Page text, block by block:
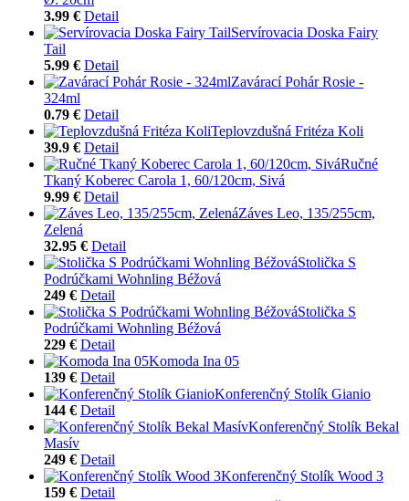
3.99 € Detail
Servírovacia Doska Fairy
Tail
5.99 € Detail
Zavárací Pohár Rosie -
324ml
0.79 € Detail
Teplovzdušná Fritéza Koli
39.9 € Detail
Ručné
Tkaný Koberec Carola 1, 60/120cm, Sivá
9.99 € Detail
Záves Leo, 135/255cm,
Zelená
32.95 € Detail
Stolička S
Podrúčkami Wohnling Béžová
249 € Detail
Stolička S
Podrúčkami Wohnling Béžová
229 € Detail
Komoda Ina 05
139 € Detail
Konferenčný Stolík Gianio
144 € Detail
Konferenčný Stolík Bekal
Masív
249 € Detail
Konferenčný Stolík Wood 3
159 € Detail